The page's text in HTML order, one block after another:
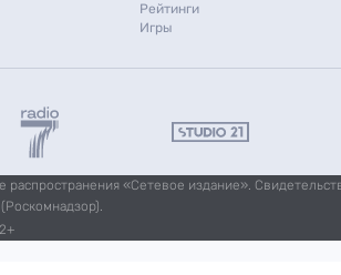
Рейтинги
Игры
«Сетевое издание».